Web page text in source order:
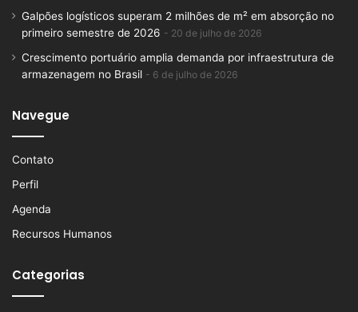
Galpões logísticos superam 2 milhões de m² em absorção no
primeiro semestre de 2026
20 de julho de 2026
Crescimento portuário amplia demanda por infraestrutura de
armazenagem no Brasil
6 de julho de 2026
Navegue
Contato
Perfil
Agenda
Recursos Humanos
Categorias